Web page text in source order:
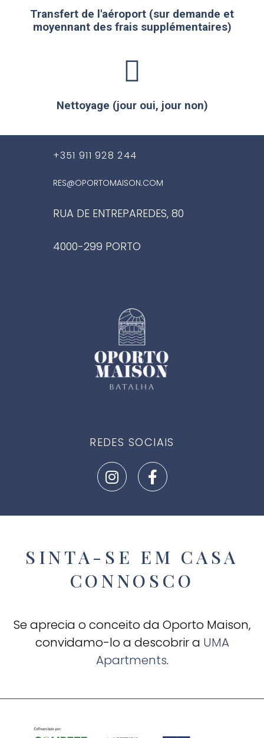
Transfert de l'aéroport (sur demande et
moyennant des frais supplémentaires)
Nettoyage (jour oui, jour non)
+351 911 928 244
RES@OPORTOMAISON.COM
RUA DE ENTREPAREDES, 80
4000-299 PORTO
REDES SOCIAIS
SINTA-SE EM CASA
CONNOSCO
Se aprecia o conceito da Oporto Maison,
convidamo-lo a descobrir a UMA
Apartments.